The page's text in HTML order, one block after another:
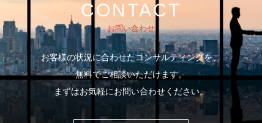
CONTACT
お問い合わせ
お客様の状況に合わせたコンサルティングを、
無料でご相談いただけます。
まずはお気軽にお問い合わせください。